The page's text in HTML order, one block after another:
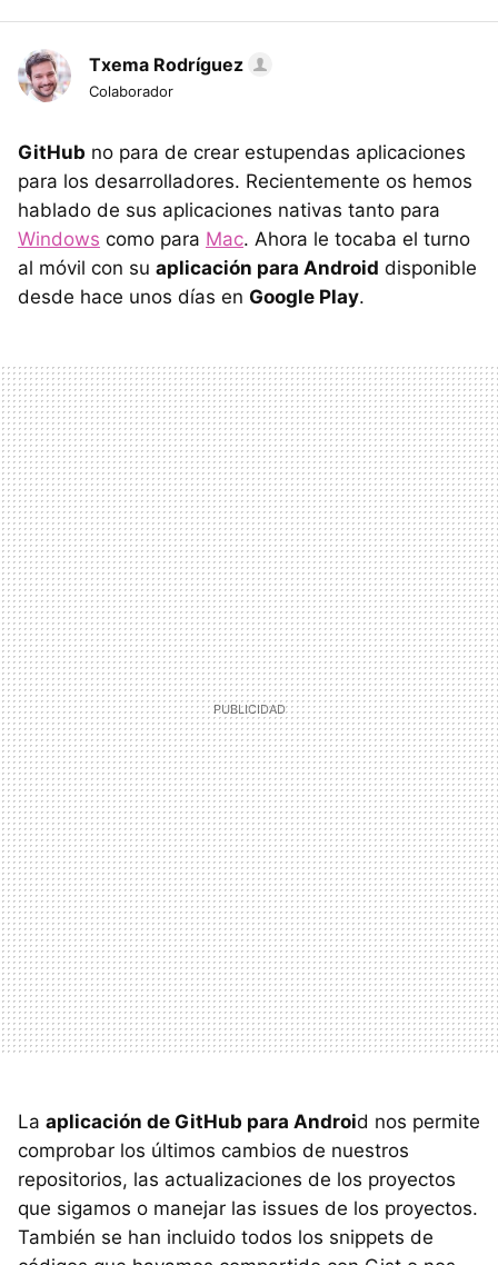
Txema Rodríguez
Colaborador
GitHub no para de crear estupendas aplicaciones
para los desarrolladores. Recientemente os hemos
hablado de sus aplicaciones nativas tanto para
Windows como para Mac. Ahora le tocaba el turno
al móvil con su aplicación para Android disponible
desde hace unos días en Google Play.
La aplicación de GitHub para Android nos permite
comprobar los últimos cambios de nuestros
repositorios, las actualizaciones de los proyectos
que sigamos o manejar las issues de los proyectos.
También se han incluido todos los snippets de